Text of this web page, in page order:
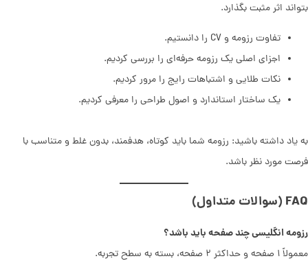
بتواند اثر مثبت بگذارد.
تفاوت رزومه و CV را دانستیم.
اجزای اصلی یک رزومه حرفه‌ای را بررسی کردیم.
نکات طلایی و اشتباهات رایج را مرور کردیم.
یک ساختار استاندارد و اصول طراحی را معرفی کردیم.
به یاد داشته باشید: رزومه شما باید کوتاه، هدفمند، بدون غلط و متناسب با
فرصت مورد نظر باشد.
FAQ (سوالات متداول)
رزومه انگلیسی چند صفحه باید باشد؟
معمولاً ۱ صفحه و حداکثر ۲ صفحه، بسته به سطح تجربه.